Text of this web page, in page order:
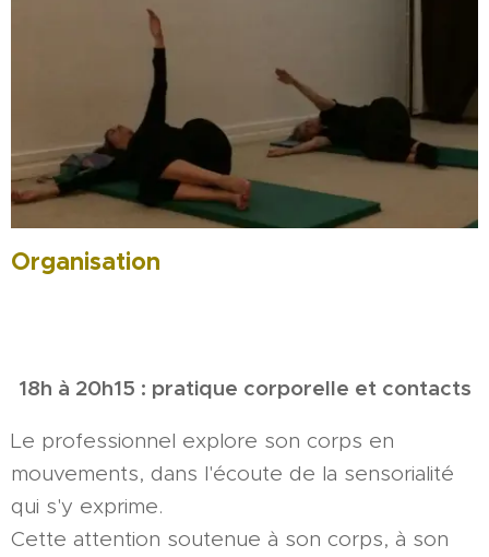
Organisation
18h à 20h15 : pratique corporelle et contacts
Le professionnel explore son corps en
mouvements, dans l'écoute de la sensorialité
qui s'y exprime.
Cette attention soutenue à son corps, à son